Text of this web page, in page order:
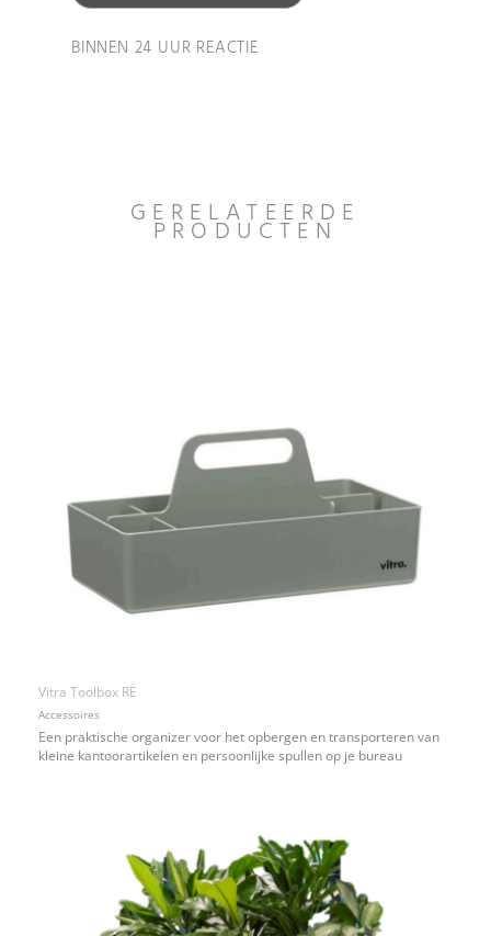
BINNEN 24 UUR REACTIE
GERELATEERDE
PRODUCTEN
Vitra Toolbox RE
Accessoires
Een praktische organizer voor het opbergen en transporteren van
kleine kantoorartikelen en persoonlijke spullen op je bureau